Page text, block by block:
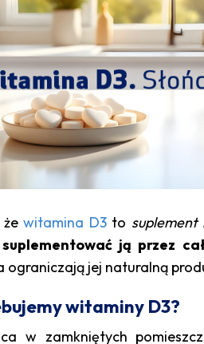
żewitamina D3to suplement
ją przez
ograniczają jej naturalną
witaminy D3?
w zamkniętych